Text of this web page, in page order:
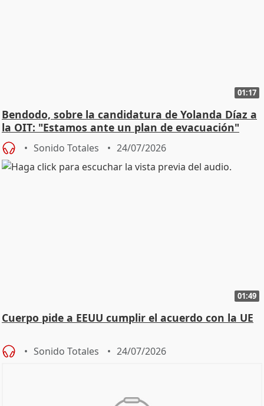
01:17
Bendodo, sobre la candidatura de Yolanda Díaz a
la OIT: "Estamos ante un plan de evacuación"
Sonido Totales 24/07/2026
01:49
Cuerpo pide a EEUU cumplir el acuerdo con la UE
Sonido Totales 24/07/2026